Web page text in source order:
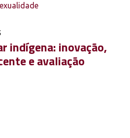
indígena: inovação,
e avaliação